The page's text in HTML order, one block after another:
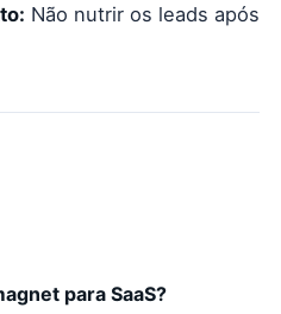
Não nutrir os leads após
para SaaS?